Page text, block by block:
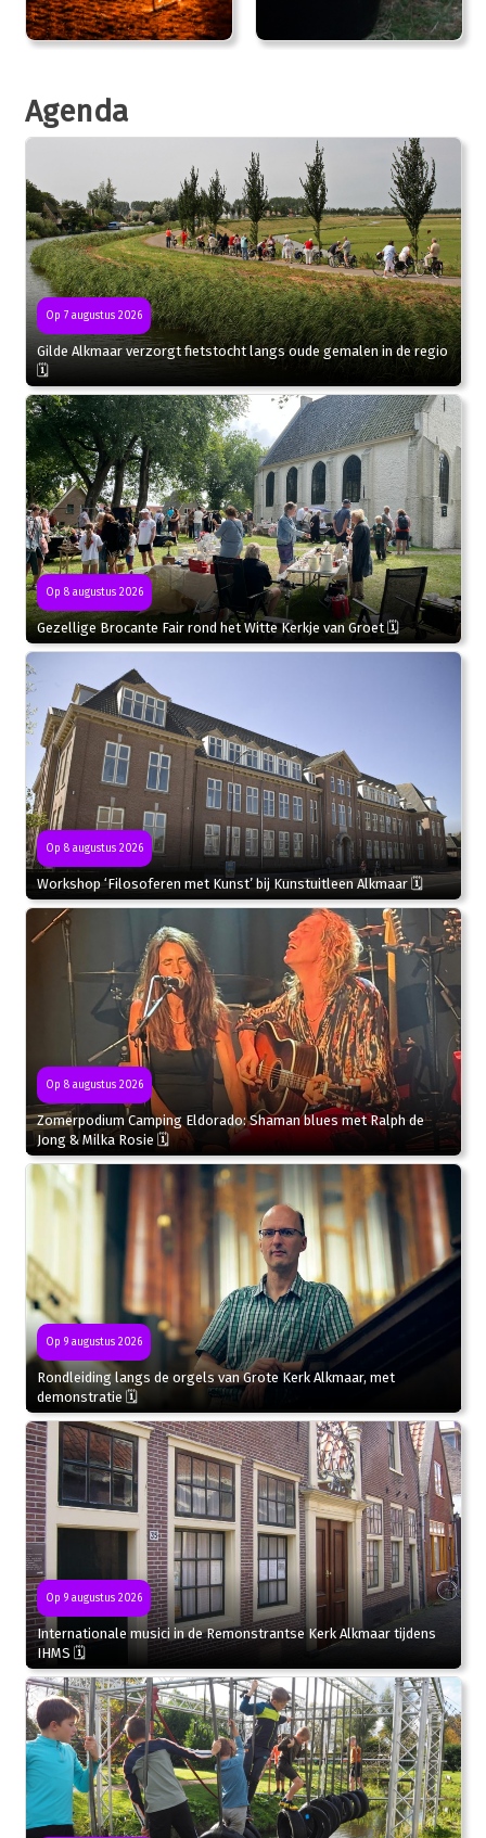
Agenda
Op 7 augustus 2026
Gilde Alkmaar verzorgt fietstocht langs oude gemalen in de regio
🗓
Op 8 augustus 2026
Gezellige Brocante Fair rond het Witte Kerkje van Groet 🗓
Op 8 augustus 2026
Workshop ‘Filosoferen met Kunst’ bij Kunstuitleen Alkmaar 🗓
Op 8 augustus 2026
Zomerpodium Camping Eldorado: Shaman blues met Ralph de
Jong & Milka Rosie 🗓
Op 9 augustus 2026
Rondleiding langs de orgels van Grote Kerk Alkmaar, met
demonstratie 🗓
Op 9 augustus 2026
Internationale musici in de Remonstrantse Kerk Alkmaar tijdens
IHMS 🗓